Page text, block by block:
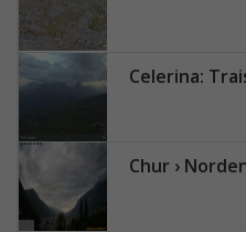
Celerina: Trais
Chur ›